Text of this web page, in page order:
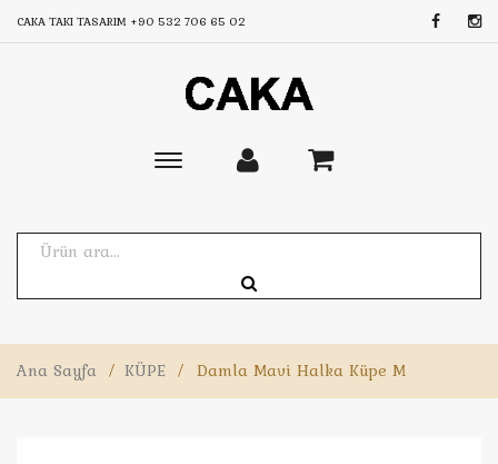
CAKA TAKI TASARIM +90 532 706 65 02
Toggle
Ana Sayfa / KÜPE / Damla Mavi Halka Küpe M